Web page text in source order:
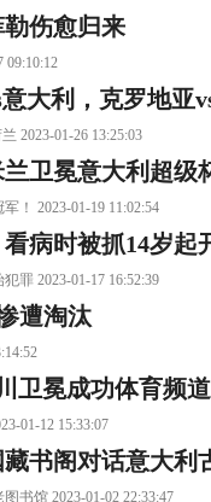
伤愈归来
大利，克罗地亚
2023-01-26 13:25:03
卫冕意大利超级
！ 2023-01-19 11:02:54
病时被抓14岁起
罪 2023-01-17 16:52:39
遭淘汰
卫冕成功体育频道
01-12 15:33:07
书阁对话意大利
书馆 2023-01-02 22:33:47